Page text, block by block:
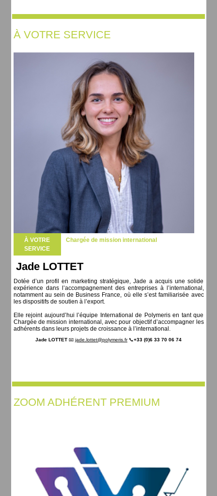
À VOTRE SERVICE
À VOTRE
SERVICE
Chargée de mission international
Jade LOTTET
Dotée d’un profil en marketing stratégique, Jade a acquis une solide
expérience dans l’accompagnement des entreprises à l’international,
notamment au sein de Business France, où elle s’est familiarisée avec
les dispositifs de soutien à l’export.
Elle rejoint aujourd’hui l’équipe International de Polymeris en tant que
Chargée de mission international, avec pour objectif d’accompagner les
adhérents dans leurs projets de croissance à l’international.
Jade LOTTET 📧 jade.lottet@polymeris.fr📞+33 (0)6 33 70 06 74
ZOOM ADHÉRENT PREMIUM